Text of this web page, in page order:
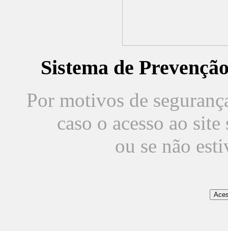
Sistema de
Por motivos de
caso o acesso ao
ou se não